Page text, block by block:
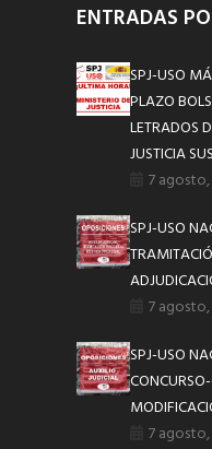
ENTRADAS
SPJ-USO
PLAZO
LETRADOS
JUSTICIA
7
SPJ-USO
7
SPJ-USO
7